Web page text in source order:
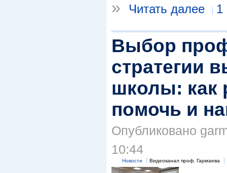
»
Читать далее 1
Выбор
стратегии
школы: как
помочь и
Опубликовано
10:44
Новости Видеоканал проф. Гармаева